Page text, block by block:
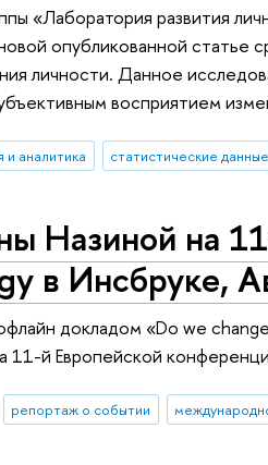
«Лаборатория развития
опубликованной статье
личности. Данное
восприятием
и аналитика статистические данные
Назиной на
в Инсбруке,
докладом «Do we
й Европейской
репортаж о событии